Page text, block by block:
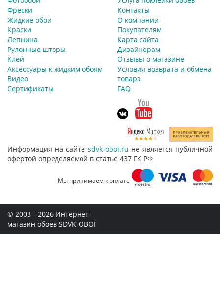
Фрески
Жидкие обои
Краски
Лепнина
Рулонные шторы
Клей
Аксессуары к жидким обоям
Видео
Сертификаты
Контакты
О компании
Покупателям
Карта сайта
Дизайнерам
Отзывы о магазине
Условия возврата и обмена
товара
FAQ
Информация на сайте sdvk-oboi.ru не является публичной
офертой определяемой в статье 437 ГК РФ
Мы принимаем к оплате
© 2003—2026 Интернет-
магазин обоев SDVK-OBOI